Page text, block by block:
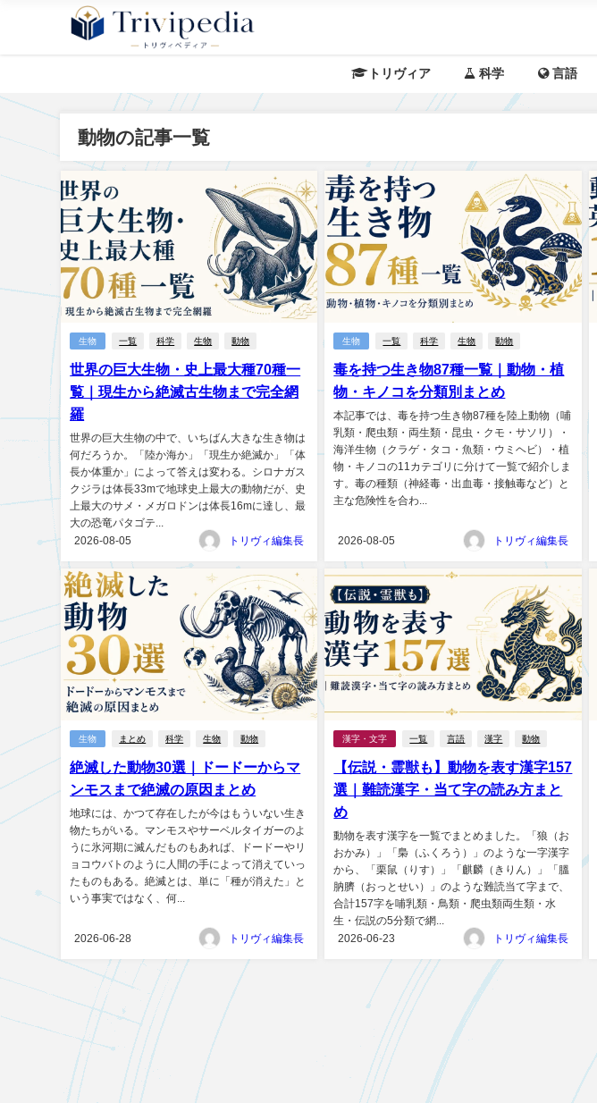
トリヴィア 科学 言語
動物の記事一覧
生物 一覧 科学 生物 動物
世界の巨大生物・史上最大種70種一
覧｜現生から絶滅古生物まで完全網
羅
世界の巨大生物の中で、いちばん大きな生き物は
何だろうか。「陸か海か」「現生か絶滅か」「体
長か体重か」によって答えは変わる。シロナガス
クジラは体長33mで地球史上最大の動物だが、史
上最大のサメ・メガロドンは体長16mに達し、最
大の恐竜パタゴテ...
2026-08-05
トリヴィ編集長
生物 一覧 科学 生物 動物
毒を持つ生き物87種一覧｜動物・植
物・キノコを分類別まとめ
本記事では、毒を持つ生き物87種を陸上動物（哺
乳類・爬虫類・両生類・昆虫・クモ・サソリ）・
海洋生物（クラゲ・タコ・魚類・ウミヘビ）・植
物・キノコの11カテゴリに分けて一覧で紹介しま
す。毒の種類（神経毒・出血毒・接触毒など）と
主な危険性を合わ...
2026-08-05 トリヴィ編集長
生物 まとめ 科学 生物 動物
絶滅した動物30選｜ドードーからマ
ンモスまで絶滅の原因まとめ
地球には、かつて存在したが今はもういない生き
物たちがいる。マンモスやサーベルタイガーのよ
うに氷河期に滅んだものもあれば、ドードーやリ
ョコウバトのように人間の手によって消えていっ
たものもある。絶滅とは、単に「種が消えた」と
いう事実ではなく、何...
2026-06-28 トリヴィ編集長
漢字・文字 一覧 言語 漢字 動物
【伝説・霊獣も】動物を表す漢字157
選｜難読漢字・当て字の読み方まと
め
動物を表す漢字を一覧でまとめました。「狼（お
おかみ）」「梟（ふくろう）」のような一字漢字
から、「栗鼠（りす）」「麒麟（きりん）」「膃
肭臍（おっとせい）」のような難読当て字まで、
合計157字を哺乳類・鳥類・爬虫類両生類・水
生・伝説の5分類で網...
2026-06-23
トリヴィ編集長